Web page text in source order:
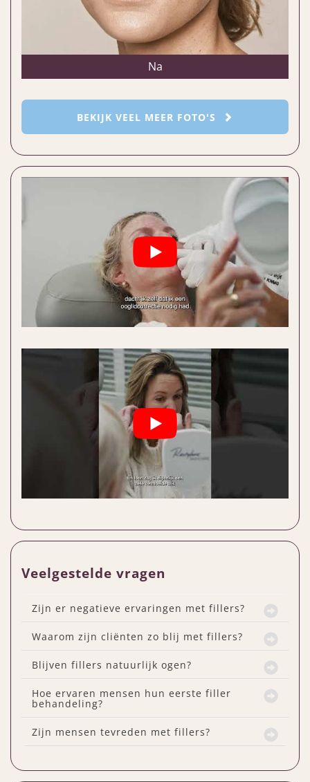
Na
BEKIJK VEEL MEER FOTO'S
Veelgestelde vragen
Zijn er negatieve ervaringen met fillers?
Waarom zijn cliënten zo blij met fillers?
Blijven fillers natuurlijk ogen?
Hoe ervaren mensen hun eerste filler
behandeling?
Zijn mensen tevreden met fillers?